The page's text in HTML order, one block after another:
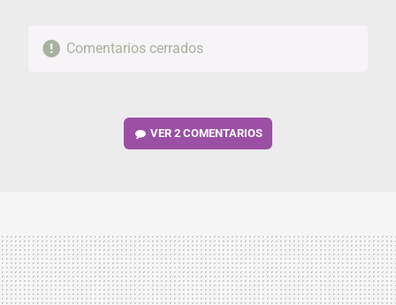
Comentarios cerrados
VER2 COMENTARIOS